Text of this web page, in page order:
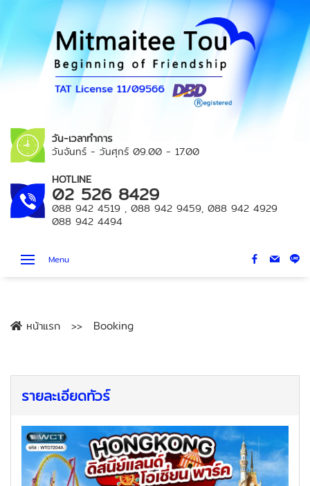
วัน-เวลาทำการ
วันจันทร์ - วันศุกร์ 09.00 - 17.00
HOTLINE
02 526 8429
088 942 4519 , 088 942 9459, 088 942 4929
088 942 4494
Menu
หน้าแรก Booking
รายละเอียดทัวร์